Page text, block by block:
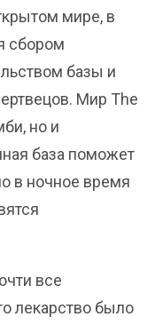
мире, в
сбором
базы и
Мир The
но и
база поможет
в ночное время
все
лекарство было